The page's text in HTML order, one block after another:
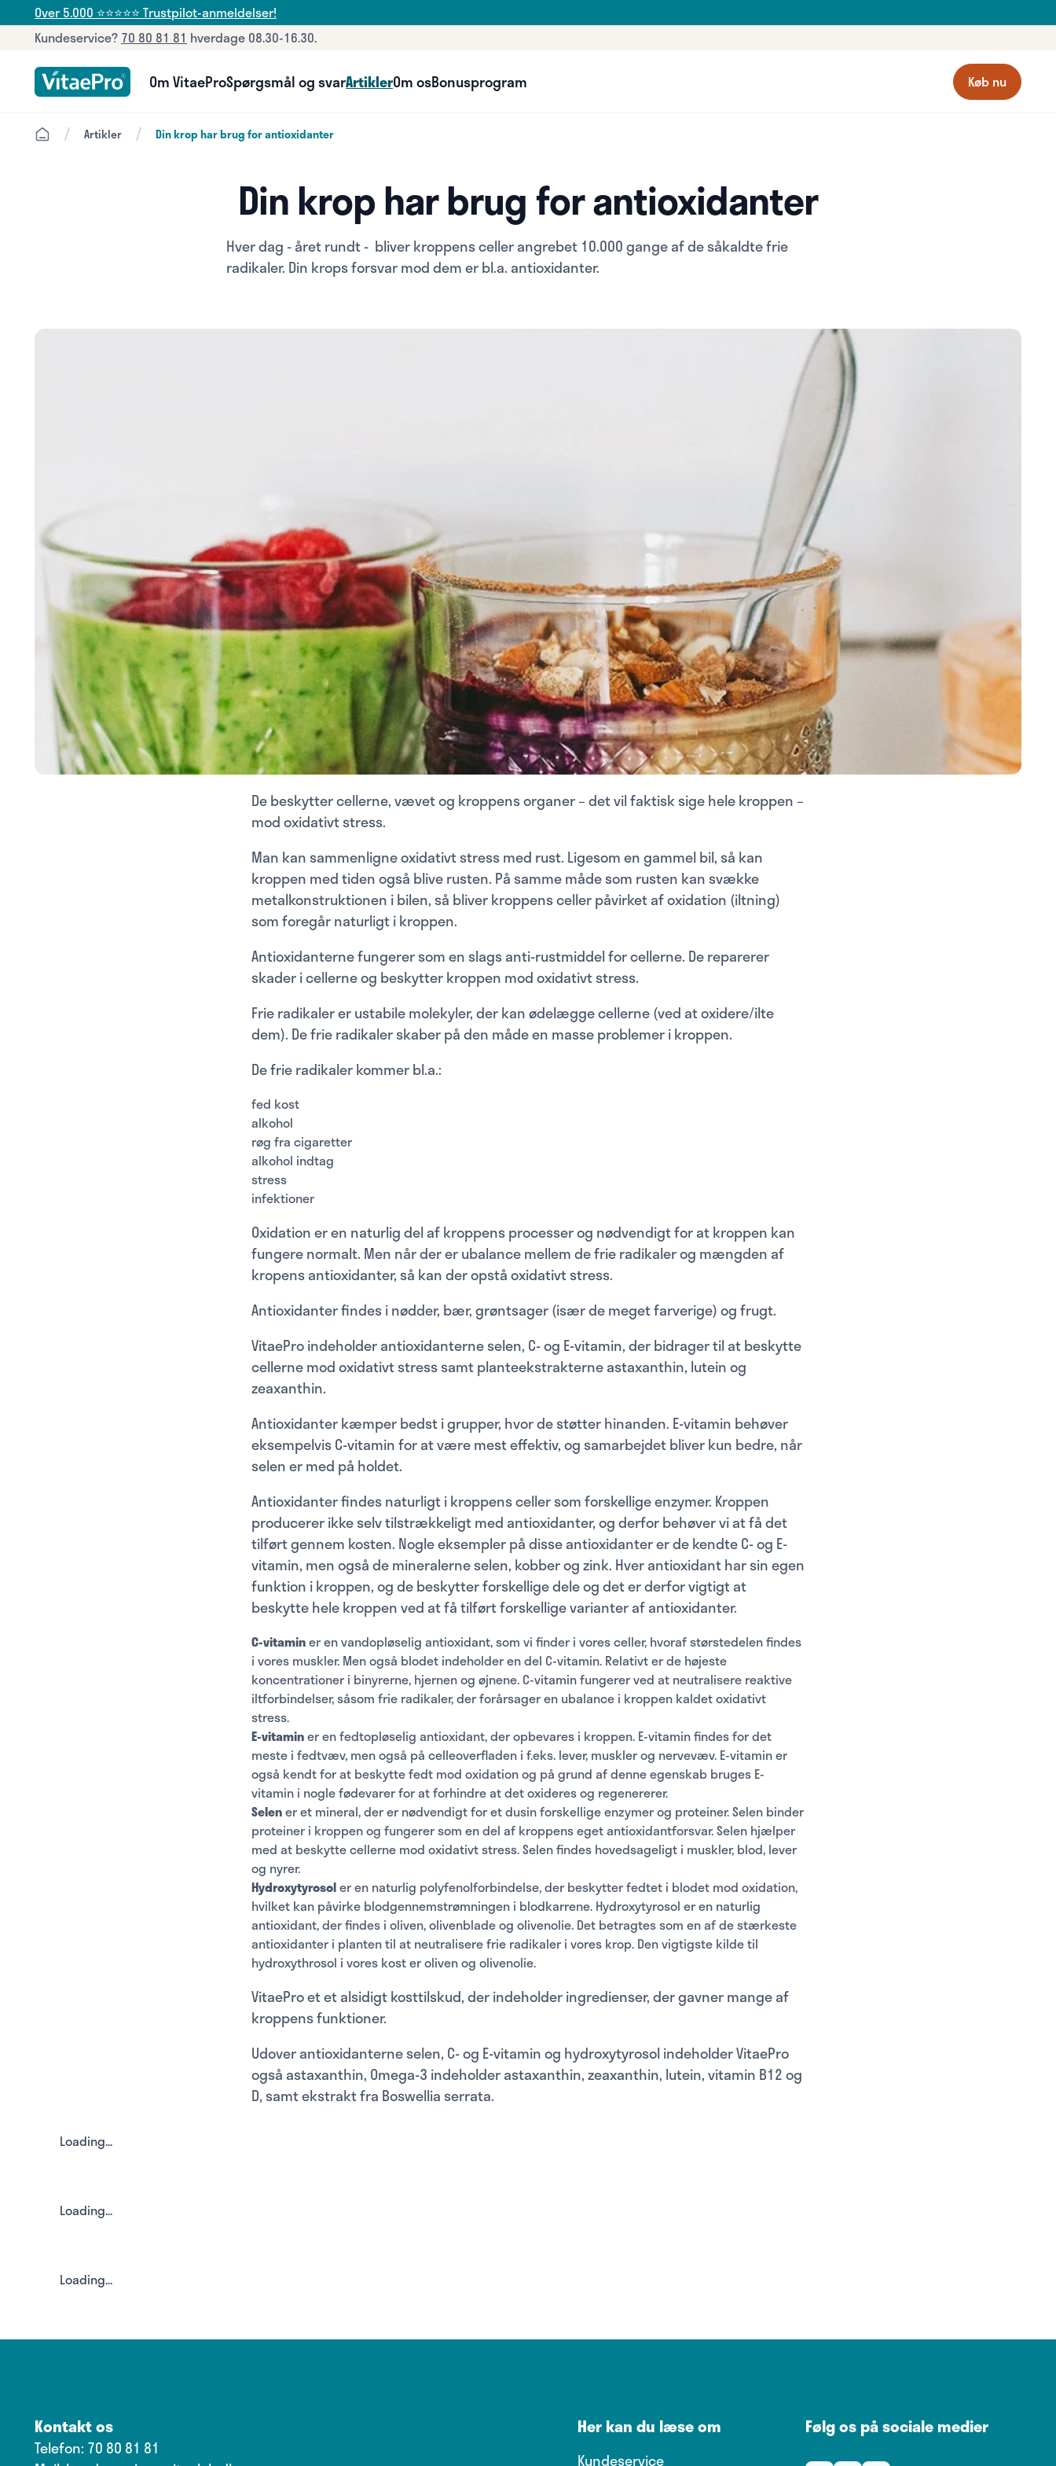
Over 5.000 ⭐⭐⭐⭐⭐ Trustpilot-anmeldelser!
Kundeservice? 70 80 81 81 hverdage 08.30-16.30.
Om VitaeProSpørgsmål og svarArtiklerOm osBonusprogram Køb nu
/ Artikler / Din krop har brug for antioxidanter
Din krop har brug for antioxidanter
Hver dag - året rundt - bliver kroppens celler angrebet 10.000 gange af de såkaldte frie
radikaler. Din krops forsvar mod dem er bl.a. antioxidanter.
De beskytter cellerne, vævet og kroppens organer – det vil faktisk sige hele kroppen –
mod oxidativt stress.
Man kan sammenligne oxidativt stress med rust. Ligesom en gammel bil, så kan
kroppen med tiden også blive rusten. På samme måde som rusten kan svække
metalkonstruktionen i bilen, så bliver kroppens celler påvirket af oxidation (iltning)
som foregår naturligt i kroppen.
Antioxidanterne fungerer som en slags anti-rustmiddel for cellerne. De reparerer
skader i cellerne og beskytter kroppen mod oxidativt stress.
Frie radikaler er ustabile molekyler, der kan ødelægge cellerne (ved at oxidere/ilte
dem). De frie radikaler skaber på den måde en masse problemer i kroppen.
De frie radikaler kommer bl.a.:
fed kost
alkohol
røg fra cigaretter
alkohol indtag
stress
infektioner
Oxidation er en naturlig del af kroppens processer og nødvendigt for at kroppen kan
fungere normalt. Men når der er ubalance mellem de frie radikaler og mængden af
kropens antioxidanter, så kan der opstå oxidativt stress.
Antioxidanter findes i nødder, bær, grøntsager (især de meget farverige) og frugt.
VitaePro indeholder antioxidanterne selen, C- og E-vitamin, der bidrager til at beskytte
cellerne mod oxidativt stress samt planteekstrakterne astaxanthin, lutein og
zeaxanthin.
Antioxidanter kæmper bedst i grupper, hvor de støtter hinanden. E-vitamin behøver
eksempelvis C-vitamin for at være mest effektiv, og samarbejdet bliver kun bedre, når
selen er med på holdet.
Antioxidanter findes naturligt i kroppens celler som forskellige enzymer. Kroppen
producerer ikke selv tilstrækkeligt med antioxidanter, og derfor behøver vi at få det
tilført gennem kosten. Nogle eksempler på disse antioxidanter er de kendte C- og E-
vitamin, men også de mineralerne selen, kobber og zink. Hver antioxidant har sin egen
funktion i kroppen, og de beskytter forskellige dele og det er derfor vigtigt at
beskytte hele kroppen ved at få tilført forskellige varianter af antioxidanter.
C-vitaminer en vandopløselig antioxidant, som vi finder i vores celler, hvoraf størstedelen findes
i vores muskler. Men også blodet indeholder en del C-vitamin. Relativt er de højeste
koncentrationer i binyrerne, hjernen og øjnene. C-vitamin fungerer ved at neutralisere reaktive
iltforbindelser, såsom frie radikaler, der forårsager en ubalance i kroppen kaldet oxidativt
stress.
E-vitaminer en fedtopløselig antioxidant, der opbevares i kroppen. E-vitamin findes for det
meste i fedtvæv, men også på celleoverfladen i f.eks. lever, muskler og nervevæv. E-vitamin er
også kendt for at beskytte fedt mod oxidation og på grund af denne egenskab bruges E-
vitamin i nogle fødevarer for at forhindre at det oxideres og regenererer.
Selener et mineral, der er nødvendigt for et dusin forskellige enzymer og proteiner. Selen binder
proteiner i kroppen og fungerer som en del af kroppens eget antioxidantforsvar. Selen hjælper
med at beskytte cellerne mod oxidativt stress. Selen findes hovedsageligt i muskler, blod, lever
og nyrer.
Hydroxytyrosoler en naturlig polyfenolforbindelse, der beskytter fedtet i blodet mod oxidation,
hvilket kan påvirke blodgennemstrømningen i blodkarrene. Hydroxytyrosol er en naturlig
antioxidant, der findes i oliven, olivenblade og olivenolie. Det betragtes som en af de stærkeste
antioxidanter i planten til at neutralisere frie radikaler i vores krop. Den vigtigste kilde til
hydroxythrosol i vores kost er oliven og olivenolie.
VitaePro et et alsidigt kosttilskud, der indeholder ingredienser, der gavner mange af
kroppens funktioner.
Udover antioxidanterne selen, C- og E-vitamin og hydroxytyrosol indeholder VitaePro
også astaxanthin, Omega-3 indeholder astaxanthin, zeaxanthin, lutein, vitamin B12 og
D, samt ekstrakt fra Boswellia serrata.
Loading...
Loading...
Loading...
Kontakt os
Telefon: 70 80 81 81
Her kan du læse om
Kundeservice
Følg os på sociale medier